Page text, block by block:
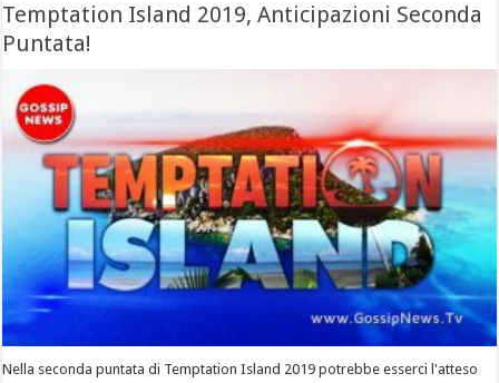
Temptation Island 2019, Anticipazioni Seconda
Puntata!
Nella seconda puntata di Temptation Island 2019 potrebbe esserci l'atteso